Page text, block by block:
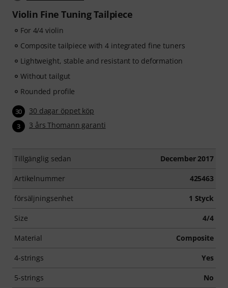
Violin Fine Tuning Tailpiece
For 4/4 violin
Composite tailpiece with 4 integrated fine tuners
Lightweight, stable and resistant to deformation
Without tailgut
Rounded profile
30 30 dagar öppet köp
3 3 års Thomann garanti
Tillgänglig sedan December 2017
Artikelnummer 425463
försäljningsenhet 1 Styck
Size 4/4
Material Composite
4-strings Yes
5-strings No